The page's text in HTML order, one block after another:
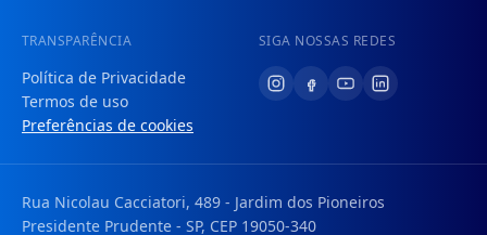
TRANSPARÊNCIA
Política de Privacidade
Termos de uso
Preferências de cookies
SIGA NOSSAS REDES
Rua Nicolau Cacciatori, 489 - Jardim dos Pioneiros
Presidente Prudente - SP, CEP 19050-340